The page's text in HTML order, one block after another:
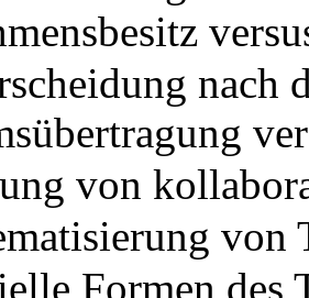
nach
von
von
Formen